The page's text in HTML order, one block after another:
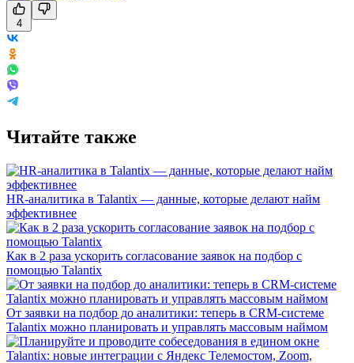
4
Читайте также
HR-аналитика в Talantix — данные, которые делают найм
эффективнее
Как в 2 раза ускорить согласование заявок на подбор с
помощью Talantix
От заявки на подбор до аналитики: теперь в CRM-системе
Talantix можно планировать и управлять массовым наймом